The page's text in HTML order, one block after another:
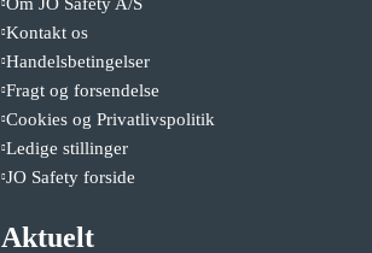
Om JO Safety A/S
Kontakt os
Handelsbetingelser
Fragt og forsendelse
Cookies og Privatlivspolitik
Ledige stillinger
JO Safety forside
Aktuelt